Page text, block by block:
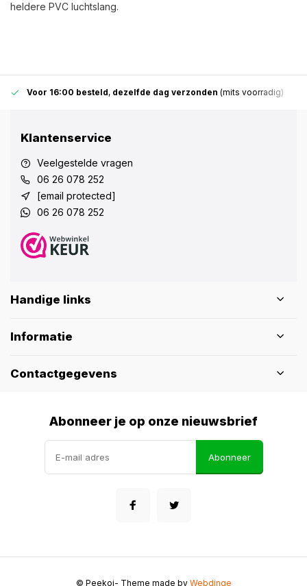
heldere PVC luchtslang.
Voor 16:00 besteld, dezelfde dag verzonden (mits voorradig)
Klantenservice
Veelgestelde vragen
06 26 078 252
[email protected]
06 26 078 252
Handige links
Informatie
Contactgegevens
Abonneer je op onze nieuwsbrief
Abonneer
© Peekoi- Theme made by Webdinge